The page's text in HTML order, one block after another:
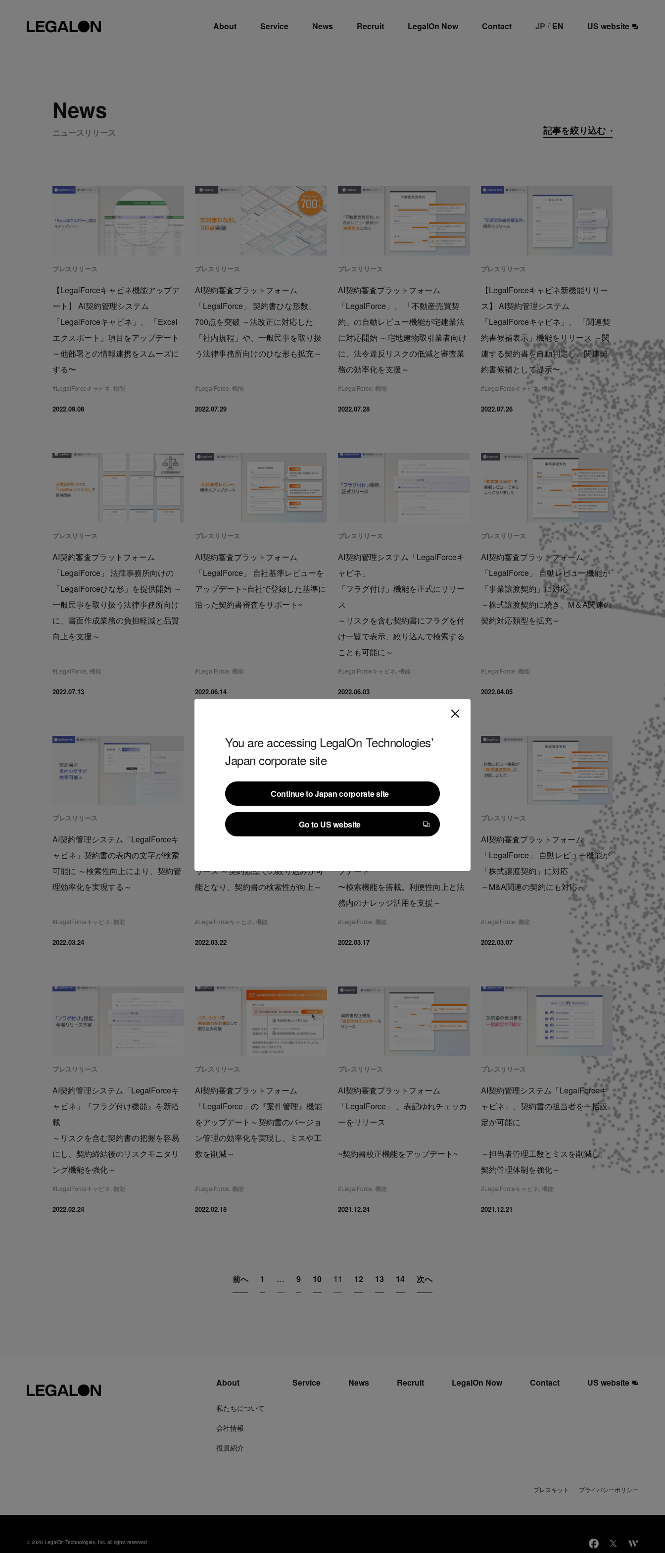
About Service News Recruit LegalOn Now Contact JP / EN US website
You are accessing LegalOn Technologies’
Japan corporate site
Continue to Japan corporate site
Continue to Japan corporate site
Go to US website
Go to US website
News
ニュースリリース 記事を絞り込む
プレスリリース
【LegalForceキャビネ機能アップデ
ート】 AI契約管理システム
「LegalForceキャビネ」、 「Excel
エクスポート」項目をアップデート
～他部署との情報連携をスムーズに
する〜
#LegalForceキャビネ 機能
2022.09.08
プレスリリース
AI契約審査プラットフォーム
「LegalForce」 契約書ひな形数、
700点を突破 ～法改正に対応した
「社内規程」や、一般民事を取り扱
う法律事務所向けのひな形も拡充～
#LegalForce ,機能
2022.07.29
プレスリリース
AI契約審査プラットフォーム
「LegalForce」、 「不動産売買契
約」の自動レビュー機能が宅建業法
に対応開始 ～宅地建物取引業者向け
に、法令違反リスクの低減と審査業
務の効率化を支援～
#LegalForce ,機能
2022.07.28
プレスリリース
【LegalForceキャビネ新機能リリー
ス】 AI契約管理システム
「LegalForceキャビネ」、 「関連契
約書候補表示」機能をリリース ～関
連する契約書を自動判定し、関連契
約書候補として提示〜
#LegalForceキャビネ ,機能
2022.07.26
プレスリリース
AI契約審査プラットフォーム
「LegalForce」 法律事務所向けの
「LegalForceひな形」を提供開始 ～
一般民事を取り扱う法律事務所向け
に、書面作成業務の負担軽減と品質
向上を支援～
#LegalForce 機能
2022.07.13
プレスリリース
AI契約審査プラットフォーム
「LegalForce」 自社基準レビューを
アップデート~自社で登録した基準に
沿った契約書審査をサポート~
#LegalForce ,機能
2022.06.14
プレスリリース
AI契約管理システム「LegalForceキ
ャビネ」
「フラグ付け」機能を正式にリリー
ス
～リスクを含む契約書にフラグを付
け一覧で表示、絞り込んで検索する
ことも可能に～
#LegalForceキャビネ ,機能
2022.06.03
プレスリリース
AI契約審査プラットフォーム
「LegalForce」 自動レビュー機能が
「事業譲渡契約」に対応
～株式譲渡契約に続き、M＆A関連の
契約対応類型を拡充～
#LegalForce ,機能
2022.04.05
プレスリリース
AI契約管理システム「LegalForceキ
ャビネ」契約書の表内の文字が検索
可能に ～検索性向上により、契約管
理効率化を実現する～
#LegalForceキャビネ 機能
2022.03.24
プレスリリース
AI契約管理システム「LegalForceキ
リース ～契約類型での絞り込みが可
能となり、契約書の検索性が向上～
#LegalForceキャビネ ,機能
2022.03.22
AI契約審査プラットフォーム
プデート
〜検索機能を搭載。利便性向上と法
務内のナレッジ活用を支援～
#LegalForce ,機能
2022.03.17
プレスリリース
AI契約審査プラットフォーム
「LegalForce」 自動レビュー機能が
「株式譲渡契約」に対応
～M&A関連の契約にも対応～
#LegalForce ,機能
2022.03.07
プレスリリース
AI契約管理システム「LegalForceキ
ャビネ」『フラグ付け機能』を新搭
載
～リスクを含む契約書の把握を容易
にし、契約締結後のリスクモニタリ
ング機能を強化～
#LegalForceキャビネ 機能
2022.02.24
プレスリリース
AI契約審査プラットフォーム
「LegalForce」の『案件管理』機能
をアップデート～契約書のバージョ
ン管理の効率化を実現し、ミスや工
数を削減～
#LegalForce ,機能
2022.02.18
プレスリリース
AI契約審査プラットフォーム
「LegalForce」 、表記ゆれチェッカ
ーをリリース
~契約書校正機能をアップデート~
#LegalForce ,機能
2021.12.24
プレスリリース
AI契約管理システム「LegalForceキ
ャビネ」、契約書の担当者を一括設
定が可能に
～担当者管理工数とミスを削減し、
契約管理体制を強化～
#LegalForceキャビネ ,機能
2021.12.21
前へ 1 … 9 10 11 12 13 14 次へ
About
私たちについて
会社情報
役員紹介
Service News Recruit LegalOn Now Contact US website
プレスキット プライバシーポリシー
© 2026 LegalOn Technologies, Inc. all rights reserved